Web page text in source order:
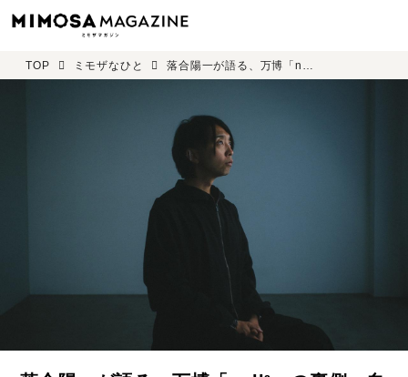
TOP ミモザなひと 落合陽一が語る、万博「null²」の裏側。自ら手を動かし、未知を創る＜前編＞